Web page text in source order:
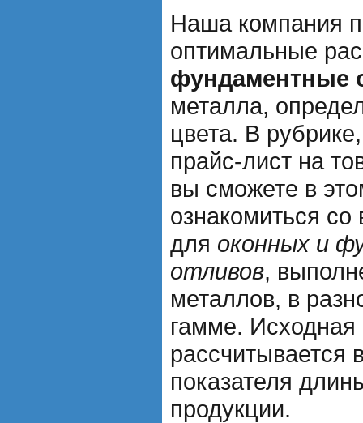
Наша компания
оптимальные
фундаментные
металла,
цвета. В
прайс-лист на
вы сможете в
ознакомиться
для оконных и
отливов,
металлов, в
гамме. Исходная
рассчитывается
показателя
продукции.